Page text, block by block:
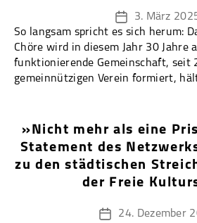
3. März
So langsam spricht es sich herum:
Chöre wird in diesem Jahr 30 Jahre
funktionierende Gemeinschaft, seit
gemeinnützigen Verein formiert,
»Nicht mehr als eine
Statement des
zu den städtischen
der Freie
24. Dezember